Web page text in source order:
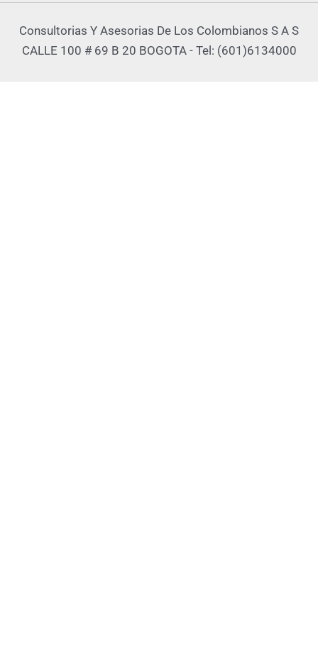
Consultorias Y Asesorias De Los Colombianos S A S
CALLE 100 # 69 B 20 BOGOTA - Tel: (601)6134000